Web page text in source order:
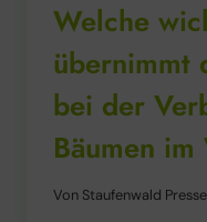
Welche
übernimmt
bei der
Bäumen im
Von Staufenwald Presse